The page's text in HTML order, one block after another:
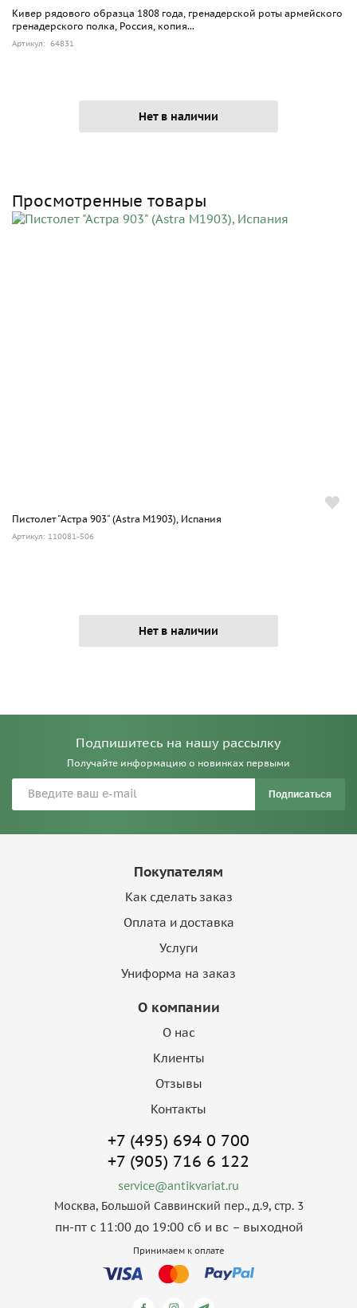
Кивер рядового образца 1808 года, гренадерской роты армейского
гренадерского полка, Россия, копия...
Артикул: 64831
Нет в наличии
Просмотренные товары
Пистолет "Астра 903" (Astra M1903), Испания
Артикул: 110081-506
Нет в наличии
Подпишитесь на нашу рассылку
Получайте информацию о новинках первыми
Подписаться
Покупателям
Как сделать заказ
Оплата и доставка
Услуги
Униформа на заказ
О компании
О нас
Клиенты
Отзывы
Контакты
+7 (495) 694 0 700
+7 (905) 716 6 122
service@antikvariat.ru
Москва, Большой Саввинский пер., д.9, стр. 3
пн-пт с 11:00 до 19:00 сб и вс – выходной
Принимаем к оплате